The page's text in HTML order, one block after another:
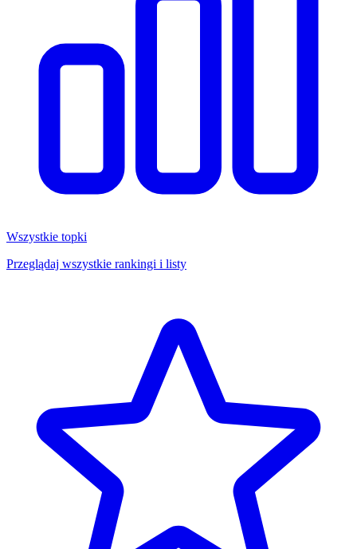
Wszystkie topki
Przeglądaj wszystkie rankingi i listy